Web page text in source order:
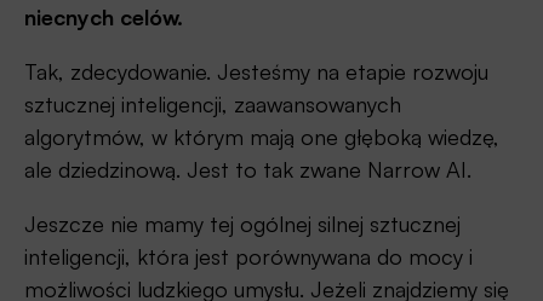
niecnych celów.
Tak, zdecydowanie. Jesteśmy na etapie rozwoju
sztucznej inteligencji, zaawansowanych
algorytmów, w którym mają one głęboką wiedzę,
ale dziedzinową. Jest to tak zwane Narrow AI.
Jeszcze nie mamy tej ogólnej silnej sztucznej
inteligencji, która jest porównywana do mocy i
możliwości ludzkiego umysłu. Jeżeli znajdziemy się